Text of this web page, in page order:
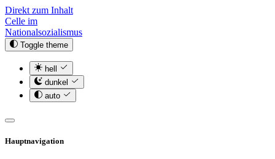
Direkt zum Inhalt
Celle im
Nationalsozialismus
Toggle theme
hell
dunkel
auto
Hauptnavigation